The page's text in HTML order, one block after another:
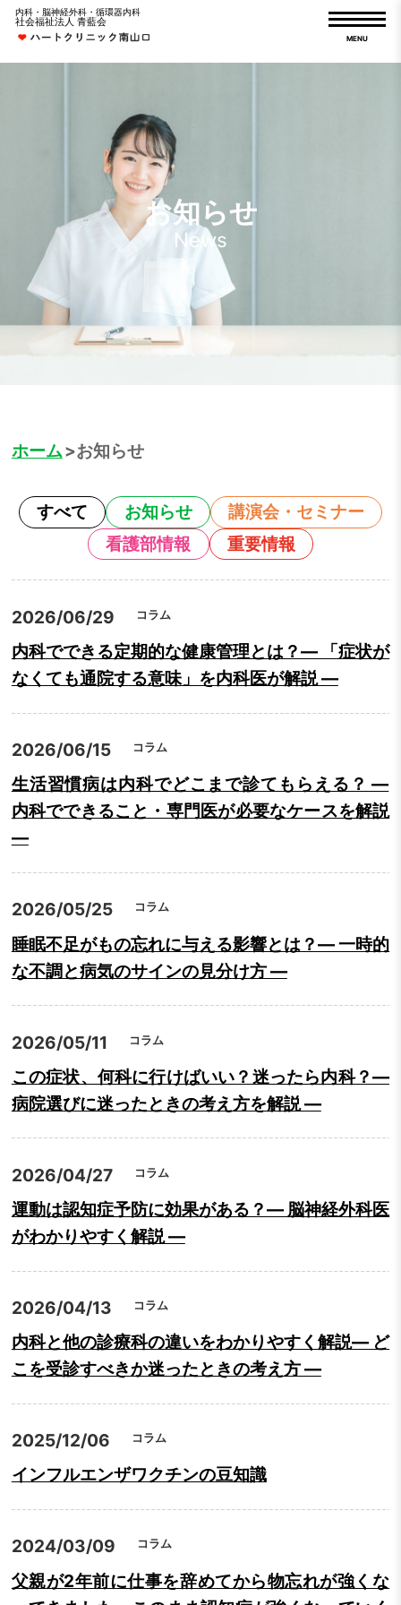
内科・脳神経外科・循環器内科
社会福祉法人 青藍会
MENU
お知らせ
News
ホーム お知らせ
すべて お知らせ
講演会・セミナー
看護部情報
重要情報
2026/06/29 コラム
内科でできる定期的な健康管理とは？― 「症状が
なくても通院する意味」を内科医が解説 ―
2026/06/15 コラム
生活習慣病は内科でどこまで診てもらえる？ ―
内科でできること・専門医が必要なケースを解説
―
2026/05/25 コラム
睡眠不足がもの忘れに与える影響とは？― 一時的
な不調と病気のサインの見分け方 ―
2026/05/11 コラム
この症状、何科に行けばいい？迷ったら内科？―
病院選びに迷ったときの考え方を解説 ―
2026/04/27 コラム
運動は認知症予防に効果がある？― 脳神経外科医
がわかりやすく解説 ―
2026/04/13 コラム
内科と他の診療科の違いをわかりやすく解説― ど
こを受診すべきか迷ったときの考え方 ―
2025/12/06 コラム
インフルエンザワクチンの豆知識
2024/03/09 コラム
父親が2年前に仕事を辞めてから物忘れが強くな